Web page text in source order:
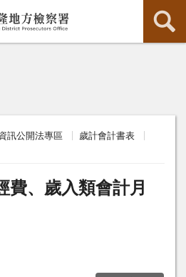
訊公開法專區
歲計會計書表
費、歲入類會計月